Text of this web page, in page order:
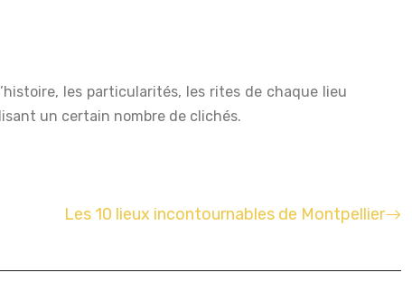
un certain nombre de clichés.
Les 10 lieux incontournables de Montpellier